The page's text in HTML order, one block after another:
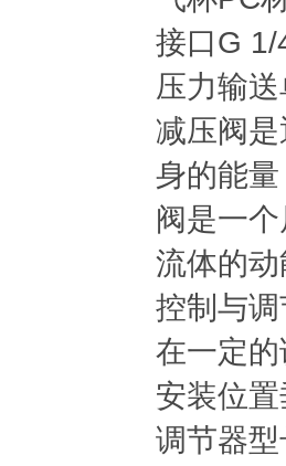
接口G 1/
压力输
减压阀
身的能
阀是一
流体的
控制与
在一定
安装位
调节器